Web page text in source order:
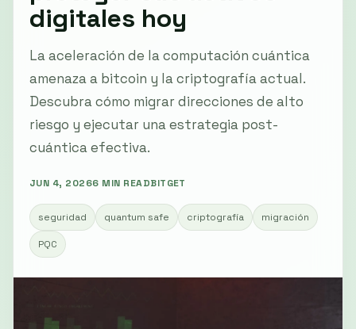
digitales hoy
La aceleración de la computación cuántica
amenaza a bitcoin y la criptografía actual.
Descubra cómo migrar direcciones de alto
riesgo y ejecutar una estrategia post-
cuántica efectiva.
JUN 4, 20266 MIN READBITGET
seguridad quantum safe criptografía migración
PQC